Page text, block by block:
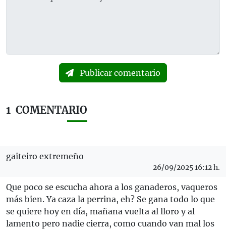
Publicar comentario
1 COMENTARIO
gaiteiro extremeño
26/09/2025 16:12 h.
Que poco se escucha ahora a los ganaderos, vaqueros
más bien. Ya caza la perrina, eh? Se gana todo lo que
se quiere hoy en día, mañana vuelta al lloro y al
lamento pero nadie cierra, como cuando van mal los